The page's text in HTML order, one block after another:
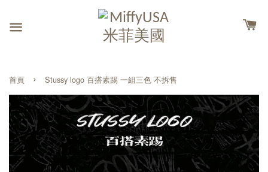
首頁 › Stussy logo 百搭素踢 一組三色 不拆售